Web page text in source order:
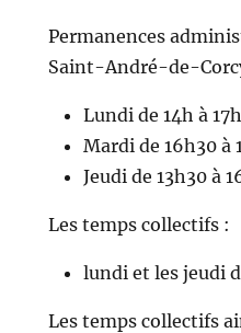
Permanences
Saint-André-de-
Lundi de 14h à
Mardi de 16h30 à
Jeudi de 13h30 à
Les temps collectifs :
lundi et les jeudi
Les temps collectifs